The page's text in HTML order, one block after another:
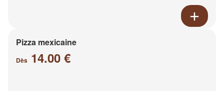
Pizza mexicaine
Dès 14.00 €